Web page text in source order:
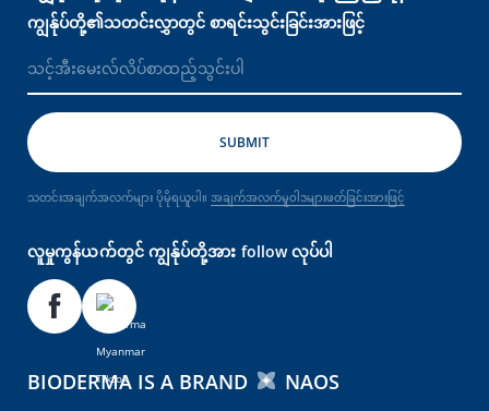
ကျွန်ုပ်တို့၏သတင်းလွှာတွင် စာရင်းသွင်းခြင်းအားဖြင့်
သတင်းအချက်အလက်များ ပိုမိုရယူပါ။ အချက်အလက်မူဝါဒများဖတ်ခြင်းအားဖြင့်
လူမှုကွန်ယက်တွင် ကျွန်ုပ်တို့အား follow လုပ်ပါ
BIODERMA IS A BRAND NAOS